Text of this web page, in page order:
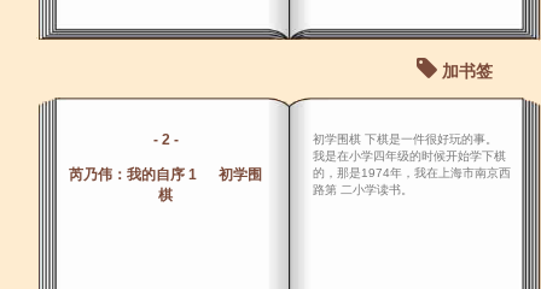
加书签
- 2 -
芮乃伟：我的自序 1 初学围
棋
初学围棋 下棋是一件很好玩的事。
我是在小学四年级的时候开始学下棋
的，那是1974年，我在上海市南京西
路第 二小学读书。